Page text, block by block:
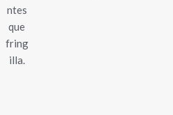
ntes
que
fring
illa.